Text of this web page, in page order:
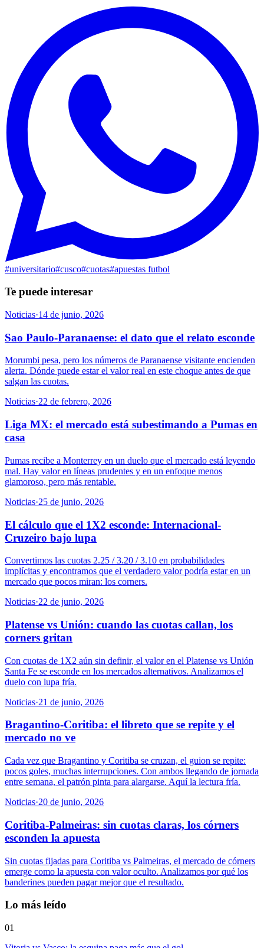
#universitario#cusco#cuotas#apuestas futbol
Te puede interesar
Noticias·14 de junio, 2026
Sao Paulo-Paranaense: el dato que el relato esconde
Morumbi pesa, pero los números de Paranaense visitante encienden
alerta. Dónde puede estar el valor real en este choque antes de que
salgan las cuotas.
Noticias·22 de febrero, 2026
Liga MX: el mercado está subestimando a Pumas en
casa
Pumas recibe a Monterrey en un duelo que el mercado está leyendo
mal. Hay valor en líneas prudentes y en un enfoque menos
glamoroso, pero más rentable.
Noticias·25 de junio, 2026
El cálculo que el 1X2 esconde: Internacional-
Cruzeiro bajo lupa
Convertimos las cuotas 2.25 / 3.20 / 3.10 en probabilidades
implícitas y encontramos que el verdadero valor podría estar en un
mercado que pocos miran: los corners.
Noticias·22 de junio, 2026
Platense vs Unión: cuando las cuotas callan, los
corners gritan
Con cuotas de 1X2 aún sin definir, el valor en el Platense vs Unión
Santa Fe se esconde en los mercados alternativos. Analizamos el
duelo con lupa fría.
Noticias·21 de junio, 2026
Bragantino-Coritiba: el libreto que se repite y el
mercado no ve
Cada vez que Bragantino y Coritiba se cruzan, el guion se repite:
pocos goles, muchas interrupciones. Con ambos llegando de jornada
entre semana, el patrón pinta para alargarse. Aquí la lectura fría.
Noticias·20 de junio, 2026
Coritiba-Palmeiras: sin cuotas claras, los córners
esconden la apuesta
Sin cuotas fijadas para Coritiba vs Palmeiras, el mercado de córners
emerge como la apuesta con valor oculto. Analizamos por qué los
banderines pueden pagar mejor que el resultado.
Lo más leído
01